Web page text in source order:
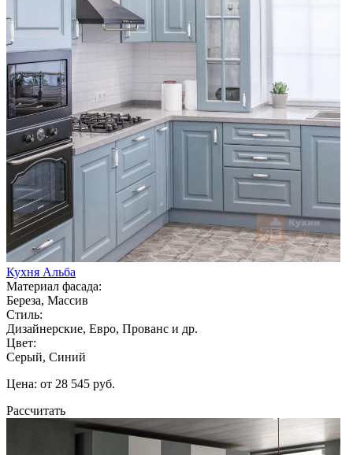
Кухня Альба
Материал фасада:
Береза, Массив
Стиль:
Дизайнерские, Евро, Прованс и др.
Цвет:
Серый, Синий
Цена: от 28 545 руб.
Рассчитать